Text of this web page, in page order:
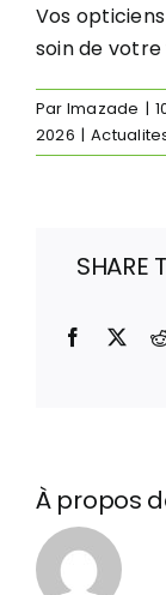
Vos
soin de votre
Par lmazade |
2026 |
SHARE
Facebook
X
À propos